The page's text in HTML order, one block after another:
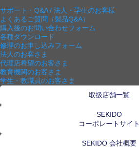
サポート・Q&A / 法人・学生のお客様
よくあるご質問（製品Q&A）
購入後のお問い合わせフォーム
各種ダウンロード
修理のお申し込みフォーム
法人のお客さま
代理店希望のお客さま
教育機関のお客さま
学生・教職員のお客さま
取扱店舗一覧
SEKIDO
コーポレートサイト
SEKIDO 会社概要